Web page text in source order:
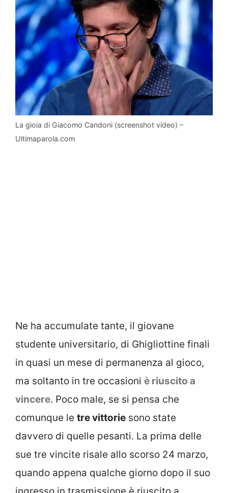
La gioia di Giacomo Candoni (screenshot video) –
Ultimaparola.com
Ne ha accumulate tante, il giovane
studente universitario, di Ghigliottine finali
in quasi un mese di permanenza al gioco,
ma soltanto in tre occasioni è riuscito a
vincere. Poco male, se si pensa che
comunque le tre vittorie sono state
davvero di quelle pesanti. La prima delle
sue tre vincite risale allo scorso 24 marzo,
quando appena qualche giorno dopo il suo